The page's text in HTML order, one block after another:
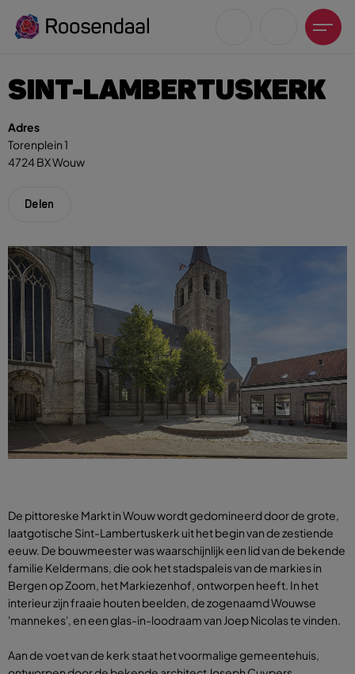
Zoeksuggesties
UITagenda
Fietsen
Winkeltijden en koopzondagen
SINT-LAMBERTUSKERK
Adres
Torenplein 1
4724 BX Wouw
Delen
De pittoreske Markt in Wouw wordt gedomineerd door de grote,
laatgotische Sint-Lambertuskerk uit het begin van de zestiende
eeuw. De bouwmeester was waarschijnlijk een lid van de bekende
familie Keldermans, die ook het stadspaleis van de markies in
Bergen op Zoom, het Markiezenhof, ontworpen heeft. In het
interieur zijn fraaie houten beelden, de zogenaamd Wouwse
'mannekes', en een glas-in-loodraam van Joep Nicolas te vinden.
Aan de voet van de kerk staat het voormalige gemeentehuis,